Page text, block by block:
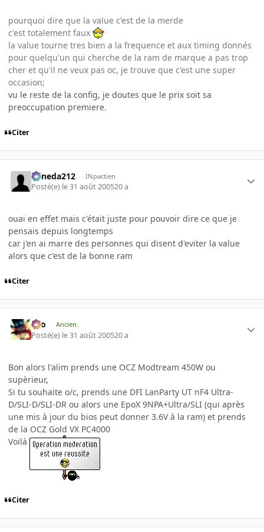
pourquoi dire que la value c'est de la merde
c'est totalement faux
la value tourne tres bien a la frequence et aux timing donnés
pour quelqu'un qui cherche de la ram de marque a pas trop
cher et qu'il ne veux pas oc, je trouve que c'est une super
occasion;
vu le reste de la config, je doutes que le prix soit sa
preoccupation premiere.
Citer
keneda212 INpactien
Posté(e) le 31 août 200520 a
ouai en effet mais c'était juste pour pouvoir dire ce que je
pensais depuis longtemps
car j'en ai marre des personnes qui disent d'eviter la value
alors que c'est de la bonne ram
Citer
eYo Ancien
Posté(e) le 31 août 200520 a
Bon alors l'alim prends une OCZ Modtream 450W ou
supèrieur,
Si tu souhaite o/c, prends une DFI LanParty UT nF4 Ultra-
D/SLI-D/SLI-DR ou alors une EpoX 9NPA+Ultra/SLI (qui après
une mis à jour du bios peut donner 3.6V à la ram) et prends
de la OCZ Gold VX PC4000
Voilà
Citer